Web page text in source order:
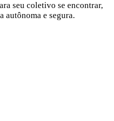
seu coletivo se encontrar,
autônoma e segura.